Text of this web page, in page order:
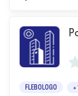
FLEBOLOGO